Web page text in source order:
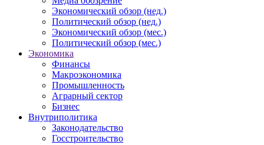
Экономический обзор (нед.)
Политический обзор (нед.)
Экономический обзор (мес.)
Политический обзор (мес.)
Экономика
Финансы
Макроэкономика
Промышленность
Аграрный сектор
Бизнес
Внутриполитика
Законодательство
Госстроительство